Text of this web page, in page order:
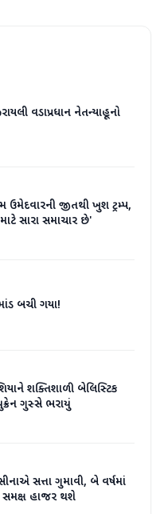
વડાપ્રધાન નેતન્યાહૂનો
ઉમેદવારની જીતથી ખુશ ટ્રમ્પ,
સારા સમાચાર છે'
બચી ગયા!
શક્તિશાળી બેલિસ્ટિક
ગુસ્સે ભરાયું
સત્તા ગુમાવી, બે વર્ષમાં
સમક્ષ હાજર થશે